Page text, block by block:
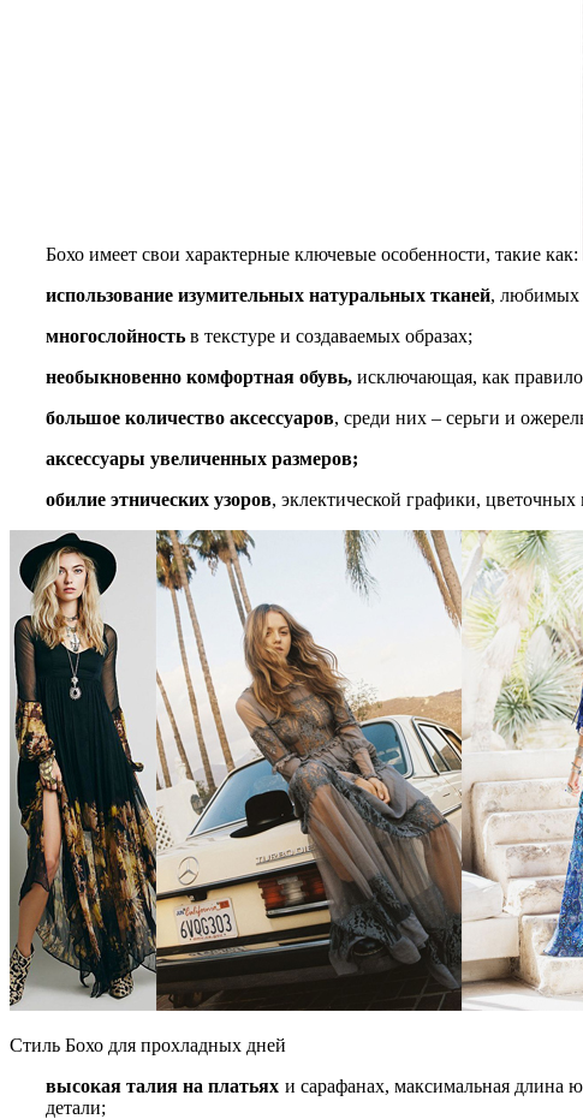
Бохо имеет свои характерные ключевые особенности, такие как:
использование изумительных натуральных тканей, любимых
многослойность в текстуре и создаваемых образах;
необыкновенно комфортная обувь, исключающая, как
большое количество аксессуаров, среди них – серьги и
аксессуары увеличенных размеров;
обилие этнических узоров, эклектической графики,
Стиль Бохо для прохладных дней
высокая талия на платьях и сарафанах, максимальная длина
детали;